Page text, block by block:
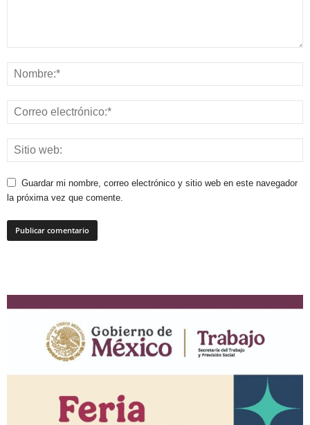
Guardar mi nombre, correo electrónico y sitio web en este navegador
la próxima vez que comente.